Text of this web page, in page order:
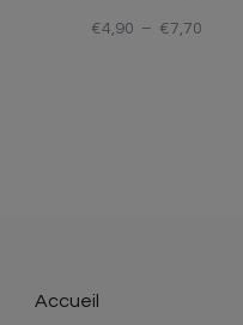
€4,90 – €7,70
Accueil